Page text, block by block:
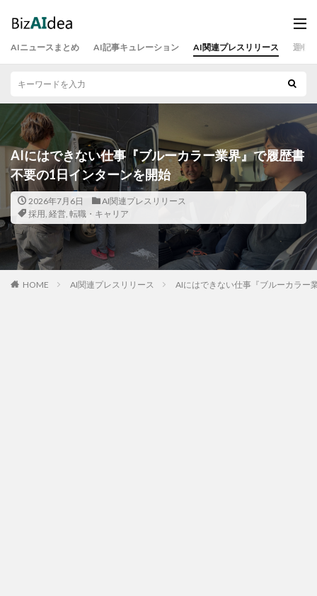
AIニュースまとめ AI記事キュレーション AI関連プレスリリース 運営
AIにはできない仕事『ブルーカラー業界』で履歴書
不要の1日インターンを開始
2026年7月6日
AI関連プレスリリース
採用, 経営, 転職・キャリア
HOME AI関連プレスリリース AIにはできない仕事『ブルーカラー